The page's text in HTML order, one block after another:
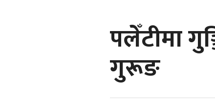
पलेँटीमा
गुरूङ